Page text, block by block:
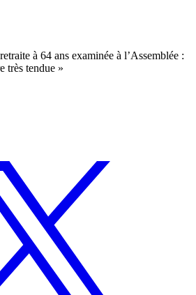
à 64 ans examinée à l’Assemblée :
très tendue »